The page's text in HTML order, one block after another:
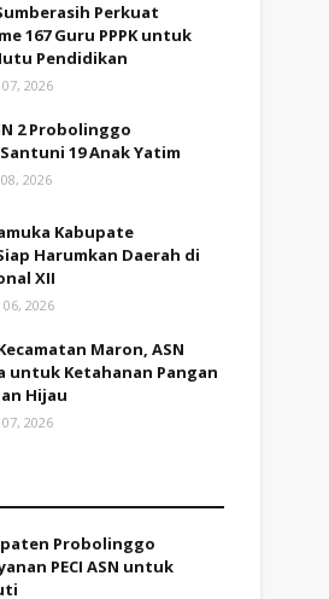
Perkuat
167 Guru PPPK untuk
Pendidikan
2026
2 Probolinggo
19 Anak Yatim
2026
Kabupate
Harumkan Daerah di
XII
2026
Maron, ASN
untuk Ketahanan Pangan
Hijau
2026
Probolinggo
PECI ASN untuk